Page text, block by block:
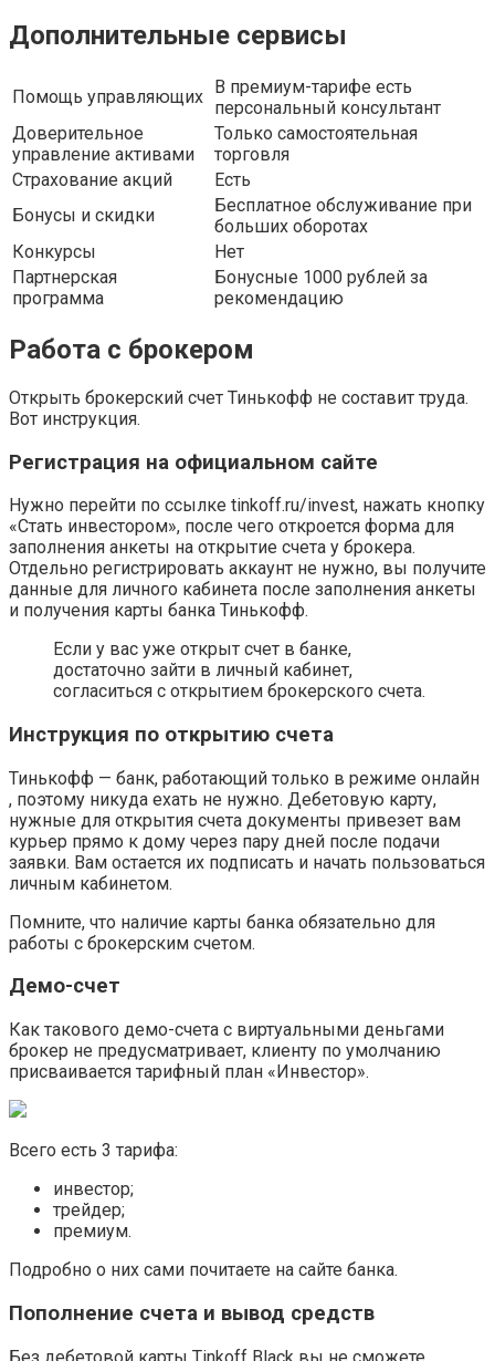
Дополнительные сервисы
Помощь управляющих В премиум-тарифе есть
персональный консультант
Доверительное
управление активами
Только самостоятельная
торговля
Страхование акций
Есть
Бонусы и скидки
Бесплатное обслуживание при
больших оборотах
Конкурсы
Нет
Партнерская
программа
Бонусные 1000 рублей за
рекомендацию
Работа с брокером
Открыть брокерский счет Тинькофф не составит труда.
Вот инструкция.
Регистрация на официальном сайте
Нужно перейти по ссылке tinkoff.ru/invest, нажать кнопку
«Стать инвестором», после чего откроется форма для
заполнения анкеты на открытие счета у брокера.
Отдельно регистрировать аккаунт не нужно, вы получите
данные для личного кабинета после заполнения анкеты
и получения карты банка Тинькофф.
Если у вас уже открыт счет в банке,
достаточно зайти в личный кабинет,
согласиться с открытием брокерского счета.
Инструкция по открытию счета
Тинькофф — банк, работающий только в режиме онлайн
, поэтому никуда ехать не нужно. Дебетовую карту,
нужные для открытия счета документы привезет вам
курьер прямо к дому через пару дней после подачи
заявки. Вам остается их подписать и начать пользоваться
личным кабинетом.
Помните, что наличие карты банка обязательно для
работы с брокерским счетом.
Демо-счет
Как такового демо-счета с виртуальными деньгами
брокер не предусматривает, клиенту по умолчанию
присваивается тарифный план «Инвестор».
Всего есть 3 тарифа:
инвестор;
трейдер;
премиум.
Подробно о них сами почитаете на сайте банка.
Пополнение счета и вывод средств
Без дебетовой карты Tinkoff Black вы не сможете